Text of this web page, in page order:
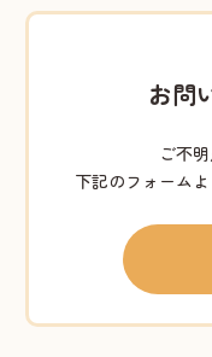
お問
ご不
下記のフォーム